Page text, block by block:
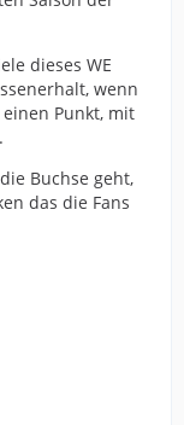
dieses WE
wenn
Punkt, mit
Buchse geht,
das die Fans